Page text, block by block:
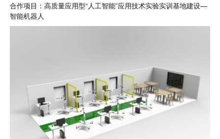
合作项目：高质量应用型“人工智能”应用技术实验实训基地建设—
智能机器人